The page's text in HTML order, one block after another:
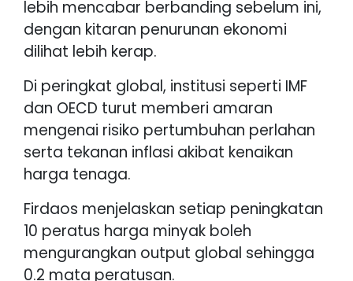
lebih mencabar berbanding sebelum ini,
dengan kitaran penurunan ekonomi
dilihat lebih kerap.
Di peringkat global, institusi seperti IMF
dan OECD turut memberi amaran
mengenai risiko pertumbuhan perlahan
serta tekanan inflasi akibat kenaikan
harga tenaga.
Firdaos menjelaskan setiap peningkatan
10 peratus harga minyak boleh
mengurangkan output global sehingga
0.2 mata peratusan.